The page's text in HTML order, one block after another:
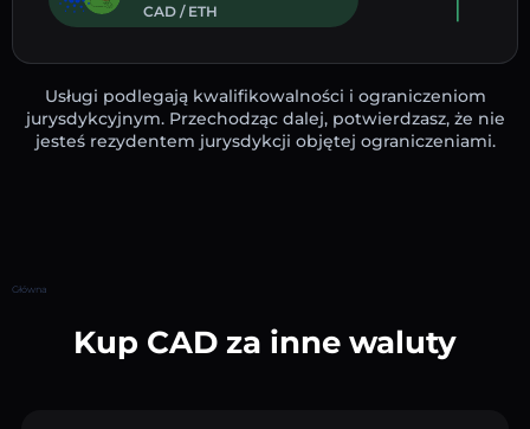
CAD / ETH
Usługi podlegają kwalifikowalności i ograniczeniom
jurysdykcyjnym. Przechodząc dalej, potwierdzasz, że nie
jesteś rezydentem jurysdykcji objętej ograniczeniami.
Główna
Kup CAD za inne waluty